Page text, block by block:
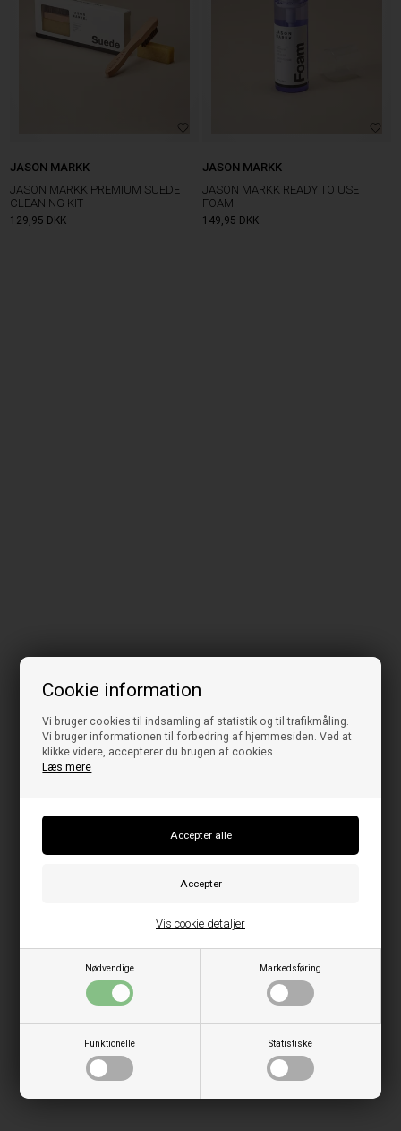
Cookie information
Vi bruger cookies til indsamling af statistik og til trafikmåling.
Vi bruger informationen til forbedring af hjemmesiden. Ved at
klikke videre, accepterer du brugen af cookies.
Læs mere
Nødvendige Markedsføring
Funktionelle Statistiske
Vis cookie detaljer
JASON MARKK
JASON MARKK PREMIUM SUEDE
CLEANING KIT
129,95 DKK
JASON MARKK
JASON MARKK READY TO USE
FOAM
149,95 DKK